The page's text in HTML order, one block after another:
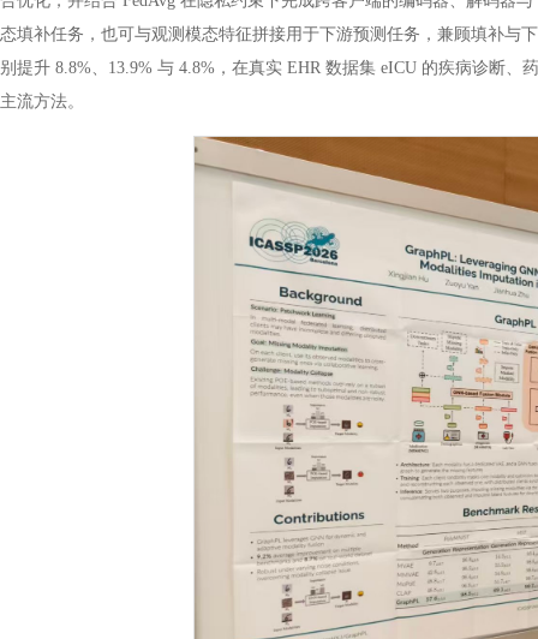
态填补任务，也可与观测模态特征拼接用于下游预测任务，兼顾填补与
别提升 8.8%、13.9% 与 4.8%，在真实 EHR 数据集 eICU 的疾病诊断
主流方法。